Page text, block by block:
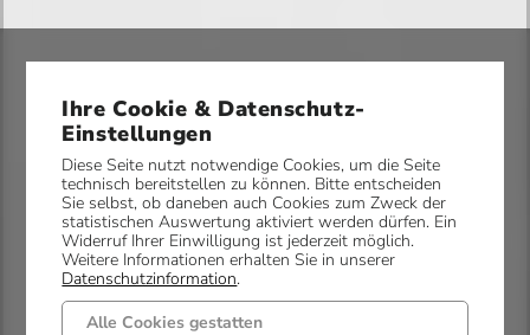
t
r
a
ß
e
Ihre Cookie & Datenschutz-
Einstellungen
Diese Seite nutzt notwendige Cookies, um die Seite
technisch bereitstellen zu können. Bitte entscheiden
Sie selbst, ob daneben auch Cookies zum Zweck der
statistischen Auswertung aktiviert werden dürfen. Ein
Widerruf Ihrer Einwilligung ist jederzeit möglich.
Weitere Informationen erhalten Sie in unserer
Datenschutzinformation.
Alle Cookies gestatten